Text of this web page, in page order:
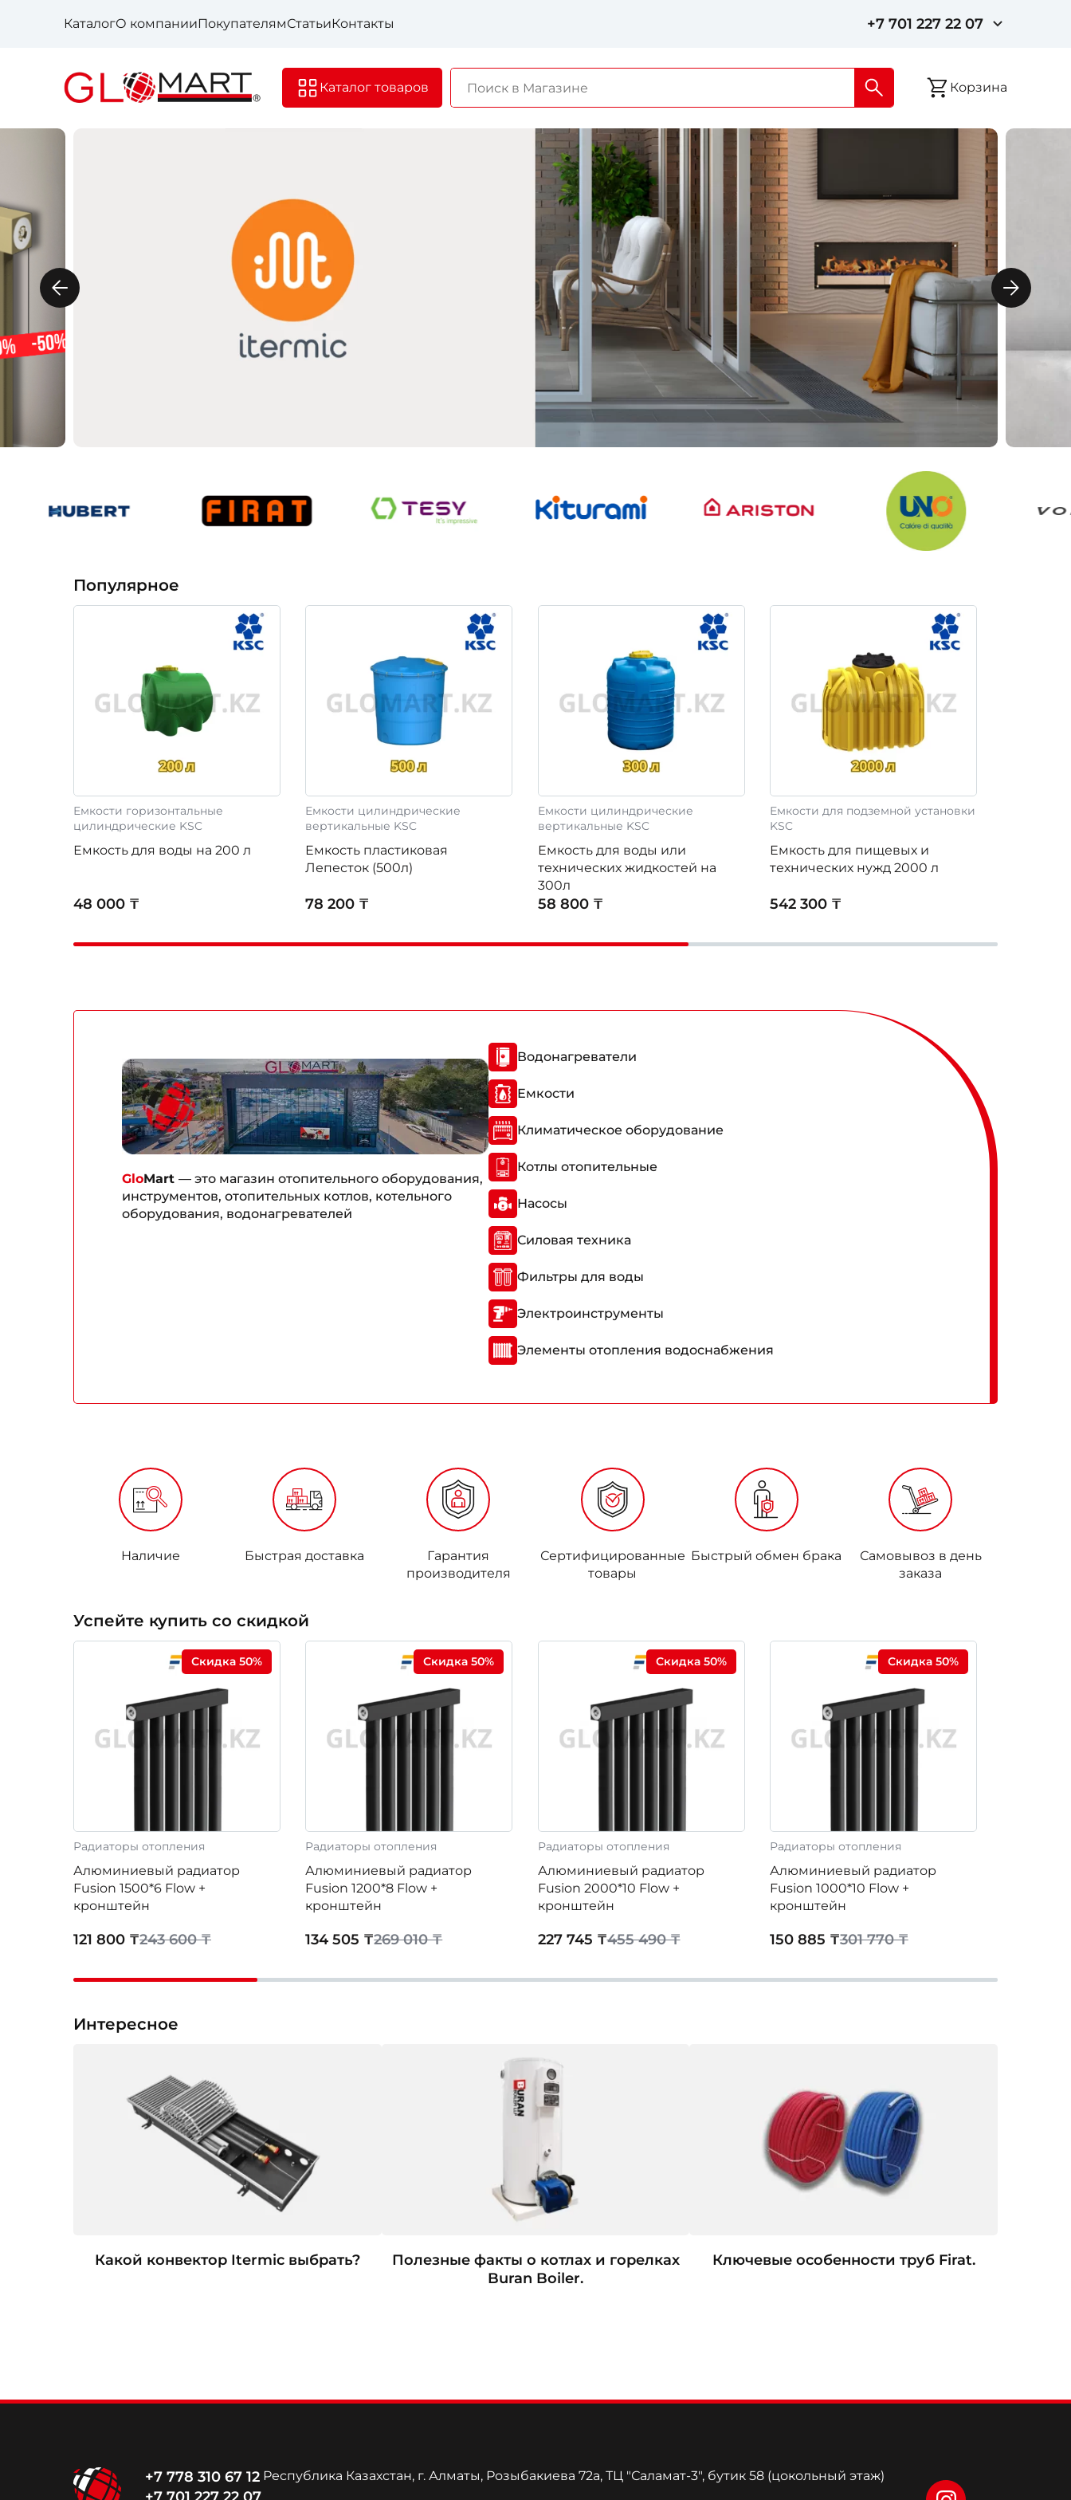
КаталогО компанииПокупателямСтатьиКонтакты +7 701 227 22 07
Каталог товаров Корзина
Популярное
Емкости горизонтальные
цилиндрические KSC
Емкость для воды на 200 л
48 000 ₸
Емкости цилиндрические
вертикальные KSC
Емкость пластиковая
Лепесток (500л)
78 200 ₸
Емкости цилиндрические
вертикальные KSC
Емкость для воды или
технических жидкостей на
300л
58 800 ₸
Емкости для подземной установки
KSC
Емкость для пищевых и
технических нужд 2000 л
542 300 ₸
GloMart — это магазин отопительного оборудования,
инструментов, отопительных котлов, котельного
оборудования, водонагревателей
Водонагреватели
Емкости
Климатическое оборудование
Котлы отопительные
Насосы
Силовая техника
Фильтры для воды
Электроинструменты
Элементы отопления водоснабжения
Наличие Быстрая доставка
Гарантия
производителя
Сертифицированные
товары
Быстрый обмен брака
Самовывоз в день
заказа
Успейте купить со скидкой
Скидка 50%
Радиаторы отопления
Алюминиевый радиатор
Fusion 1500*6 Flow +
кронштейн
121 800 ₸243 600 ₸
Скидка 50%
Радиаторы отопления
Алюминиевый радиатор
Fusion 1200*8 Flow +
кронштейн
134 505 ₸269 010 ₸
Скидка 50%
Радиаторы отопления
Алюминиевый радиатор
Fusion 2000*10 Flow +
кронштейн
227 745 ₸455 490 ₸
Скидка 50%
Радиаторы отопления
Алюминиевый радиатор
Fusion 1000*10 Flow +
кронштейн
150 885 ₸301 770 ₸
Интересное
Какой конвектор Itermic выбрать?
Полезные факты о котлах и горелках
Buran Boiler.
Ключевые особенности труб Firat.
+7 778 310 67 12 Республика Казахстан, г. Алматы, Розыбакиева 72а, ТЦ "Саламат-3", бутик 58 (цокольный этаж)